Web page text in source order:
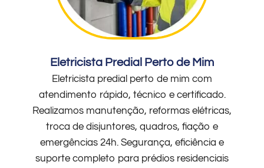
Eletricista Predial Perto de Mim
Eletricista predial perto de mim com
atendimento rápido, técnico e certificado.
Realizamos manutenção, reformas elétricas,
troca de disjuntores, quadros, fiação e
emergências 24h. Segurança, eficiência e
suporte completo para prédios residenciais